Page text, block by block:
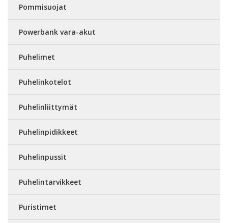
Pommisuojat
Powerbank vara-akut
Puhelimet
Puhelinkotelot
Puhelinliittymät
Puhelinpidikkeet
Puhelinpussit
Puhelintarvikkeet
Puristimet